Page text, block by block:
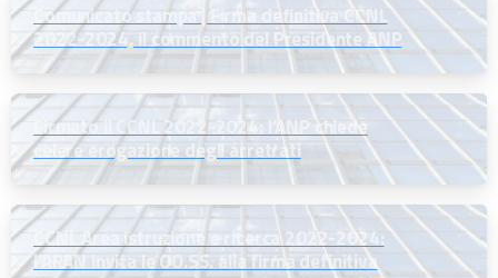
Comunicato stampa | Firma definitiva CCNL
2022-2024, il commento del Presidente ANP
Firmato il CCNL 2022-2024: l’ANP chiede
celere erogazione degli arretrati
CCNL Area istruzione e ricerca 2022-2024:
l’ARAN invita le OO.SS. alla firma definitiva